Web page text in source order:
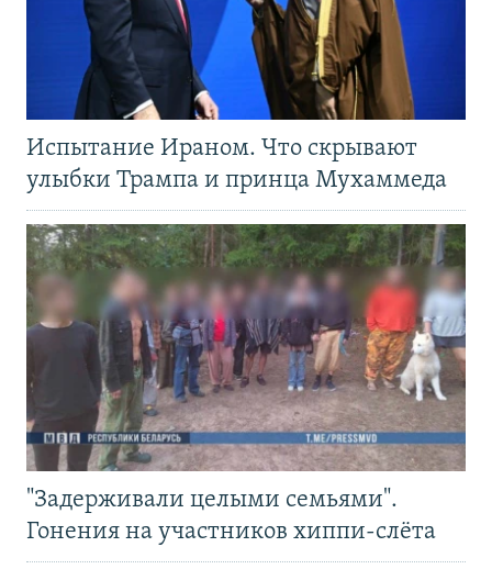
Испытание Ираном. Что скрывают
улыбки Трампа и принца Мухаммеда
"Задерживали целыми семьями".
Гонения на участников хиппи-слёта